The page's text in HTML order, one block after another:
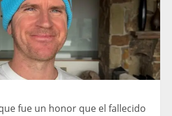
fue un honor que el fallecido